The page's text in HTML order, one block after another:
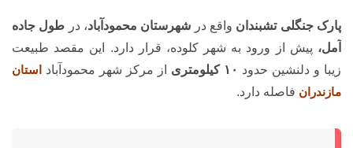
پارک جنگلی تشبندان واقع در شهرستان محمودآباد، در طول جاده
آمل، پیش از ورود به شهر کلوده، قرار دارد. این مقصد طبیعت
زیبا و دلنشین حدود ۱۰ کیلومتری از مرکز شهر محمودآباد
استان
مازندران فاصله دارد.